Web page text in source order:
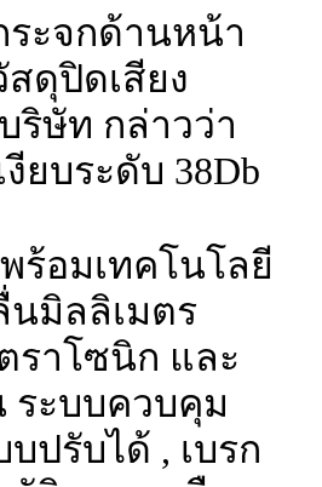
ะจกด้านหน้า
ดุปิดเสียง
ริษัท กล่าวว่า
ยบระดับ 38Db
พร้อมเทคโนโลยี
นมิลลิเมตร
ราโซนิก และ
ระบบควบคุม
ปรับได้ , เบรก